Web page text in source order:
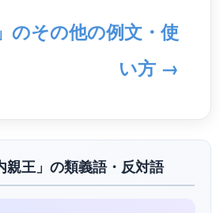
のその他の例文・使
い方 →
親王」の類義語・反対語